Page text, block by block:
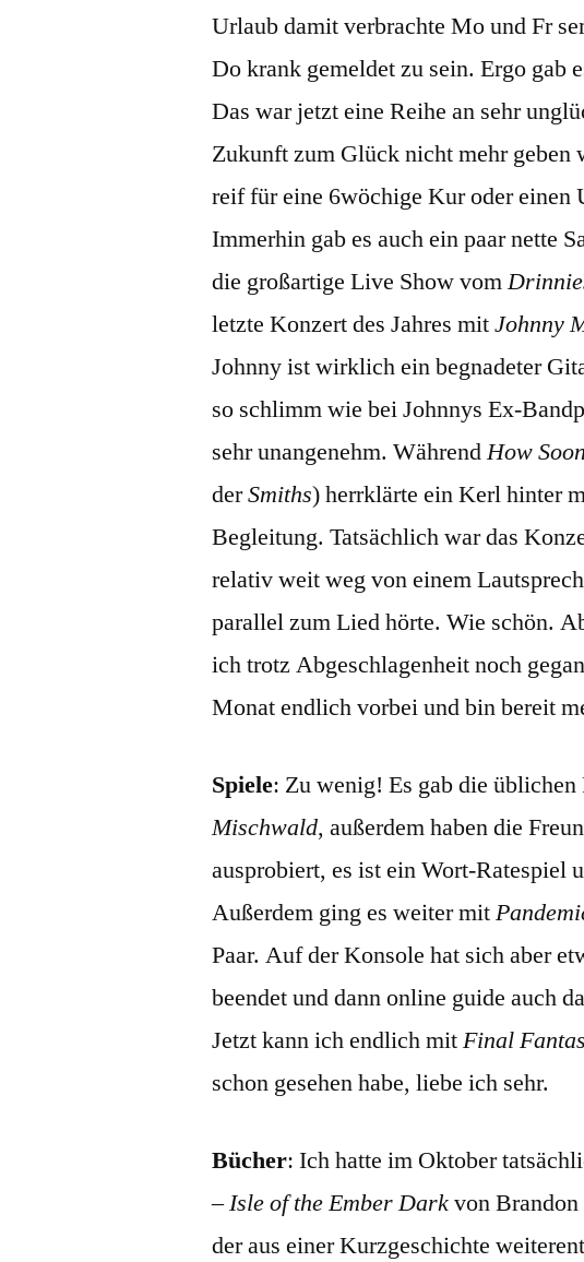
Urlaub damit verbrachte Mo und Fr
Do krank gemeldet zu sein. Ergo gab
Das war jetzt eine Reihe an sehr
Zukunft zum Glück nicht mehr
reif für eine 6wöchige Kur oder einen
Immerhin gab es auch ein paar nette
die großartige Live Show vom
letzte Konzert des Jahres mitJohnny
Johnny ist wirklich ein begnadeter
so schlimm wie bei Johnnys Ex-
sehr unangenehm. WährendHow
derSmiths) herrklärte ein Kerl hinter
Begleitung. Tatsächlich war das
relativ weit weg von einem
parallel zum Lied hörte. Wie schön.
ich trotz Abgeschlagenheit noch
Monat endlich vorbei und bin bereit
Spiele: Zu wenig! Es gab die üblichen
Mischwald, außerdem haben die
ausprobiert, es ist ein Wort-Ratespiel
Außerdem ging es weiter mit
Paar. Auf der Konsole hat sich aber
beendet und dann online guide auch
Jetzt kann ich endlich mitFinal
schon gesehen habe, liebe ich sehr.
Bücher: Ich hatte im Oktober
–Isle of the Ember Darkvon Brandon
der aus einer Kurzgeschichte